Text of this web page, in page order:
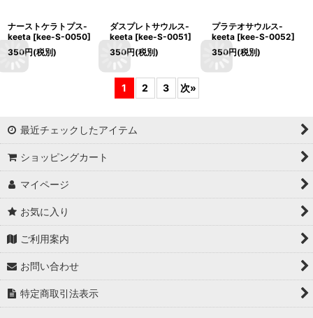
ナーストケラトプス-
keeta [kee-S-0050]
350円(税別)
ダスプレトサウルス-
keeta [kee-S-0051]
350円(税別)
プラテオサウルス-
keeta [kee-S-0052]
350円(税別)
1 2 3 次»
最近チェックしたアイテム
ショッピングカート
マイページ
お気に入り
ご利用案内
お問い合わせ
特定商取引法表示